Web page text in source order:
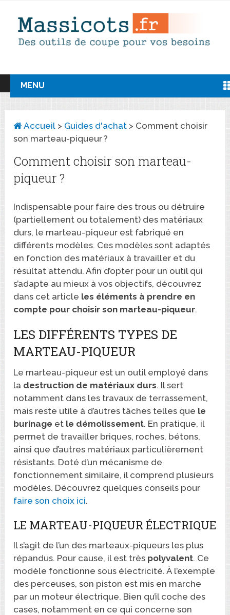
MENU
Accueil > Guides d'achat > Comment choisir
son marteau-piqueur ?
Comment choisir son marteau-
piqueur ?
Indispensable pour faire des trous ou détruire
(partiellement ou totalement) des matériaux
durs, le marteau-piqueur est fabriqué en
différents modèles. Ces modèles sont adaptés
en fonction des matériaux à travailler et du
résultat attendu. Afin d’opter pour un outil qui
s’adapte au mieux à vos objectifs, découvrez
dans cet article les éléments à prendre en
compte pour choisir son marteau-piqueur.
LES DIFFÉRENTS TYPES DE
MARTEAU-PIQUEUR
Le marteau-piqueur est un outil employé dans
la destruction de matériaux durs. Il sert
notamment dans les travaux de terrassement,
mais reste utile à d’autres tâches telles que le
burinage et le démolissement. En pratique, il
permet de travailler briques, roches, bétons,
ainsi que d’autres matériaux particulièrement
résistants. Doté d’un mécanisme de
fonctionnement similaire, il comprend plusieurs
modèles. Découvrez quelques conseils pour
faire son choix ici.
LE MARTEAU-PIQUEUR ÉLECTRIQUE
Il s’agit de l’un des marteaux-piqueurs les plus
répandus. Pour cause, il est très polyvalent. Ce
modèle fonctionne sous électricité. À l’exemple
des perceuses, son piston est mis en marche
par un moteur électrique. Bien qu’il coche des
cases, notamment en ce qui concerne son